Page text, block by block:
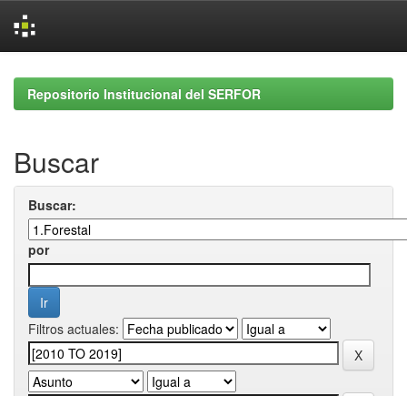
navigationRepositorio Institucional del SERFOR
Buscar
Buscar:
por
Filtros actuales: